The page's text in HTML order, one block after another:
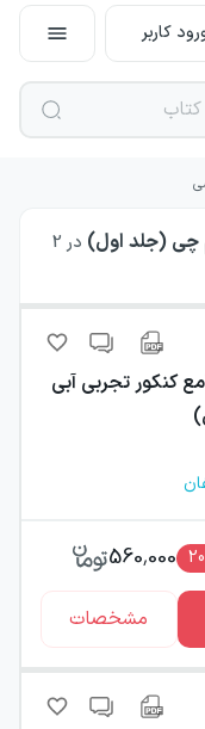
کاربر
چی (جلد اول) در 2
کنکور تجربی آبی
20
560,000
مشخصات